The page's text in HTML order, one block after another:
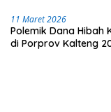
11 Maret 2026
Polemik Dana Hibah
di Porprov Kalteng